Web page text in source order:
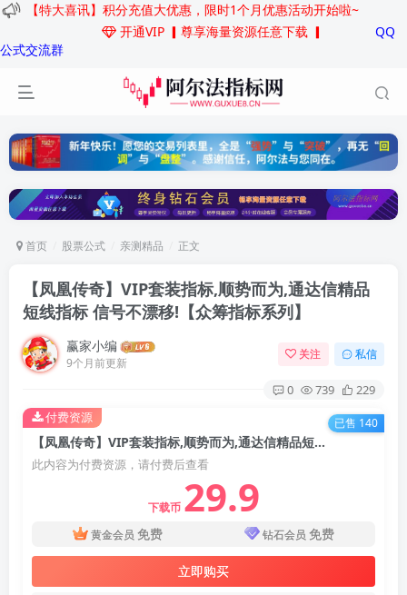
【特大喜讯】积分充值大优惠，限时1个月优惠活动开始啦~
开通VIP ▎尊享海量资源任意下载 ▎
QQ
公式交流群
首页 股票公式 亲测精品 正文
【凤凰传奇】VIP套装指标,顺势而为,通达信精品
短线指标 信号不漂移! 【众筹指标系列】
赢家小编
9个月前更新
关注 私信
0 739 229
【凤凰传奇】VIP套装指标,顺势而为,通达信精品短线指标 信号不漂移!【众筹指标系列】
此内容为付费资源，请付费后查看
下载币 29.9
黄金会员 免费 钻石会员 免费
立即购买
付费资源 已售 140